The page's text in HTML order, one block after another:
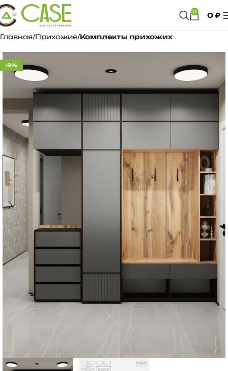
0 0₽
Главная Прихожие Комплекты прихожих
-9%